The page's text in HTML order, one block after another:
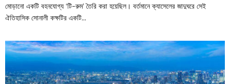
মোড়ানো একটি বহনযোগ্য ‘টি-রুম’ তৈরি করা হয়েছিল। বর্তমানে ক্যাসেলের জাদুঘরে সেই
ঐতিহাসিক সোনালী কক্ষটির একটি...